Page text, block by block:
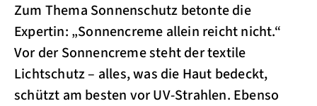
Zum Thema Sonnenschutz betonte die
Expertin: „Sonnencreme allein reicht nicht.“
Vor der Sonnencreme steht der textile
Lichtschutz – alles, was die Haut bedeckt,
schützt am besten vor UV-Strahlen. Ebenso